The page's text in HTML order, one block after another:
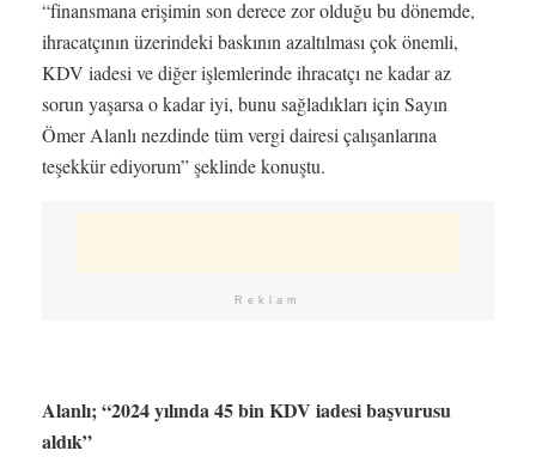
“finansmana erişimin son derece zor olduğu bu dönemde,
ihracatçının üzerindeki baskının azaltılması çok önemli,
KDV iadesi ve diğer işlemlerinde ihracatçı ne kadar az
sorun yaşarsa o kadar iyi, bunu sağladıkları için Sayın
Ömer Alanlı nezdinde tüm vergi dairesi çalışanlarına
teşekkür ediyorum” şeklinde konuştu.
Reklam
Alanlı; “2024 yılında 45 bin KDV iadesi başvurusu
aldık”